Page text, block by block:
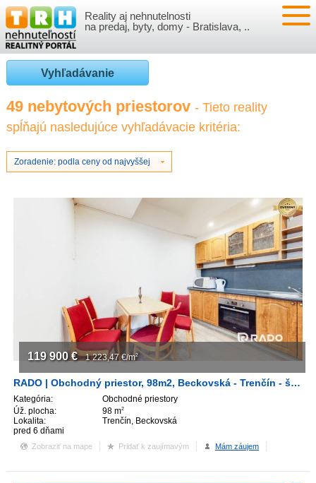
Reality aj nehnutelnosti
na predaj, byty, domy - Bratislava, ..
NEHNUTEĽNOSTI
BYTY
NOVOSTAVBY
NEBYTOVÉ PRIESTORY
VLOŽIŤ NEHNUTEĽNOSTI
PRIHLÁSENIE
REGISTRÁCIA
VÝVOJ CIEN REALÍT
ČLÁNKY O REALITÁCH
BÝVANIE A REALITY
CENNÍK REALITNEJ INZERCIE
ZVÝRAZNENIE REALITNÝCH INZERÁTOV
REKLAMA
PARTNERI
OBCHODNÉ PODMIENKY
Vyhľadávanie
49 nebytových priestorov - Tieto reality
spĺňajú nasledujúce vyhľadávacie kritéria:
Zoradenie: podla ceny od najvyššej
RADO | Obchodný priestor, 98m2, Beckovská - Trenčín - širšie centrum
Kategória:
Obchodné priestory
Úž. plocha:
98 m2
Lokalita:
Trenčín, Beckovská
pred 6 dňami
119 900 € 1 223,47 €/m2
Zobraziť na mape Pridať k zaujímavým Mám záujem